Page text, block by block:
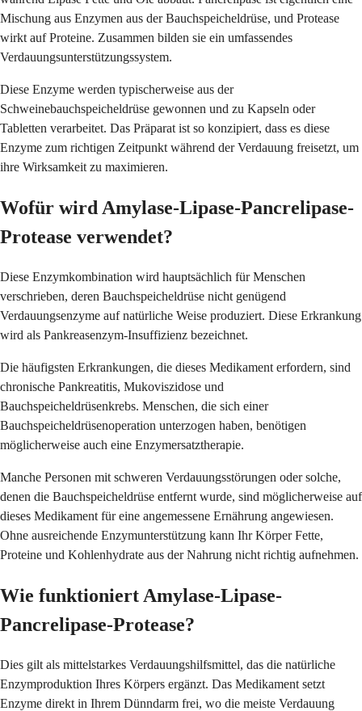
Mischung aus Enzymen aus der Bauchspeicheldrüse, und Protease
wirkt auf Proteine. Zusammen bilden sie ein umfassendes
Verdauungsunterstützungssystem.
Diese Enzyme werden typischerweise aus der
Schweinebauchspeicheldrüse gewonnen und zu Kapseln oder
Tabletten verarbeitet. Das Präparat ist so konzipiert, dass es diese
Enzyme zum richtigen Zeitpunkt während der Verdauung freisetzt, um
ihre Wirksamkeit zu maximieren.
Wofür wird Amylase-Lipase-Pancrelipase-
Protease verwendet?
Diese Enzymkombination wird hauptsächlich für Menschen
verschrieben, deren Bauchspeicheldrüse nicht genügend
Verdauungsenzyme auf natürliche Weise produziert. Diese Erkrankung
wird als Pankreasenzym-Insuffizienz bezeichnet.
Die häufigsten Erkrankungen, die dieses Medikament erfordern, sind
chronische Pankreatitis, Mukoviszidose und
Bauchspeicheldrüsenkrebs. Menschen, die sich einer
Bauchspeicheldrüsenoperation unterzogen haben, benötigen
möglicherweise auch eine Enzymersatztherapie.
Manche Personen mit schweren Verdauungsstörungen oder solche,
denen die Bauchspeicheldrüse entfernt wurde, sind möglicherweise auf
dieses Medikament für eine angemessene Ernährung angewiesen.
Ohne ausreichende Enzymunterstützung kann Ihr Körper Fette,
Proteine und Kohlenhydrate aus der Nahrung nicht richtig aufnehmen.
Wie funktioniert Amylase-Lipase-
Pancrelipase-Protease?
Dies gilt als mittelstarkes Verdauungshilfsmittel, das die natürliche
Enzymproduktion Ihres Körpers ergänzt. Das Medikament setzt
Enzyme direkt in Ihrem Dünndarm frei, wo die meiste Verdauung